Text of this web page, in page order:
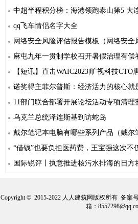
中超半程积分榜：海港领跑泰山第5 大
qq飞车情侣名字大全
网络安全风险评估报告模板（网络安全
麻屯九年一贯制学校召开暑假治理有偿
【短讯】直击WAIC2023|旷视科技CTO唐文
诺奖得主菲尔普斯：经济活力的核心就
11部门联合部署开展论坛活动专项清理
乌克兰总统泽连斯基到访蛇岛
戴尔笔记本电脑有哪些系列产品（戴尔
“借钱”也要负担医药费，王宝强这次不
国际锐评丨执意推进核污水排海的日方
Copyright © 2015-2022 人人建筑网版权所有 备案号
箱：